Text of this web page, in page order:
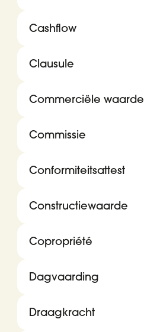
Cashflow
Clausule
Commerciële waarde
Commissie
Conformiteitsattest
Constructiewaarde
Copropriété
Dagvaarding
Draagkracht